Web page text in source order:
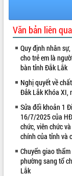
Bí thư Tỉnh ủy Lương
Triết thăm, tặng quà
cách mạng
Rà soát, hoàn thiện hệ
văn hóa, thể thao đáp
Thường trực HĐND
mặt Đoàn chuyên gia y
Minh
Lễ truy điệu và an
tại Nghĩa trang Liệt sĩ
Bàn giải pháp tháo gỡ
xuất khẩu sầu riêng và
định EUDR
LIÊN KẾT WEB
Văn bản liên
Quy định nhân
cho trẻ em là
bàn tỉnh Đắk Lắk
Nghị quyết về
Đắk Lắk Khóa XI,
Sửa đổi khoản 1
16/7/2025 của
chức, viên chức
chính của tỉnh và
Chuyển giao
phường sang tổ
Lắk